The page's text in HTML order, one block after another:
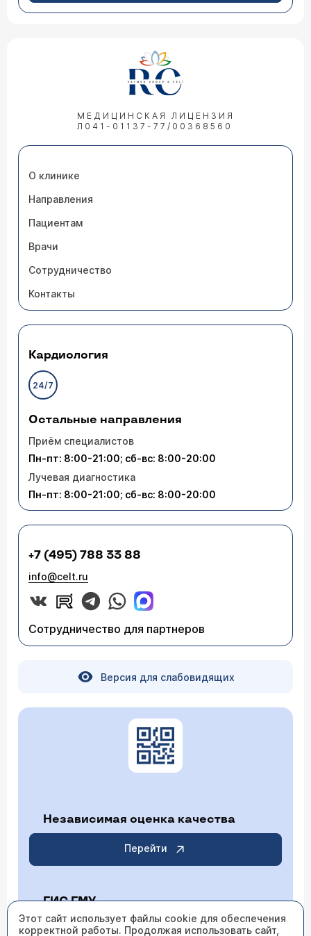
МЕДИЦИНСКАЯ ЛИЦЕНЗИЯ
Л041-01137-77/00368560
О клинике
Направления
Пациентам
Врачи
Сотрудничество
Контакты
Кардиология
24/7
Остальные направления
Приём специалистов
Пн-пт: 8:00-21:00; сб-вс: 8:00-20:00
Лучевая диагностика
Пн-пт: 8:00-21:00; сб-вс: 8:00-20:00
+7 (495) 788 33 88
info@celt.ru
Сотрудничество для партнеров
Версия для слабовидящих
Независимая оценка качества
Перейти
ГИС ГМУ
Перейти
Этот сайт использует файлы cookie для обеспечения
корректной работы. Продолжая использовать сайт,